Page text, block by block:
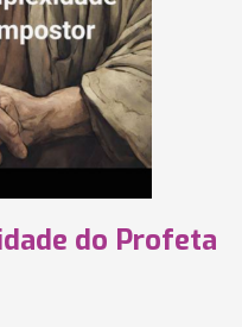
do Profeta